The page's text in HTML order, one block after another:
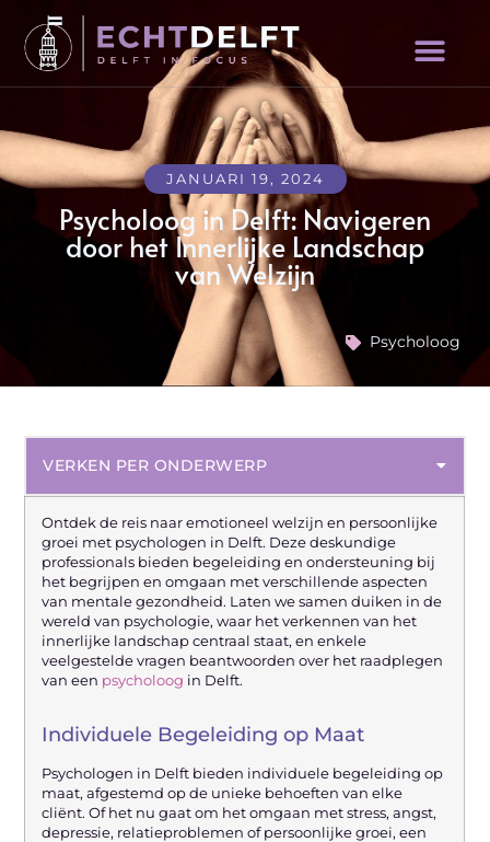
JANUARI 19, 2024
Psycholoog in Delft: Navigeren
door het Innerlijke Landschap
van Welzijn
Psycholoog
Ontdek de reis naar emotioneel welzijn en persoonlijke
groei met psychologen in Delft. Deze deskundige
professionals bieden begeleiding en ondersteuning bij
het begrijpen en omgaan met verschillende aspecten
van mentale gezondheid. Laten we samen duiken in de
wereld van psychologie, waar het verkennen van het
innerlijke landschap centraal staat, en enkele
veelgestelde vragen beantwoorden over het raadplegen
van een psycholoog in Delft.
Individuele Begeleiding op Maat
Psychologen in Delft bieden individuele begeleiding op
maat, afgestemd op de unieke behoeften van elke
cliënt. Of het nu gaat om het omgaan met stress, angst,
depressie, relatieproblemen of persoonlijke groei, een
VERKEN PER ONDERWERP